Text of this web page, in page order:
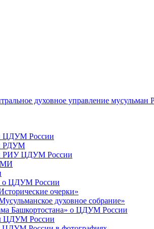
духовное управление мусульман
ЦДУМ России
РДУМ
РИУ ЦДУМ России
о ЦДУМ России
очерки»
духовное собрание»
Башкортостана» о ЦДУМ России
ЦДУМ России